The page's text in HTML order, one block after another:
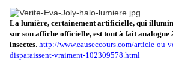
La lumière, certainement artificielle, qui
sur son affiche officielle, est tout à fait analogue
insectes http://www.eauseccours.com/article-ou-
disparaissent-vraiment-102309578.html